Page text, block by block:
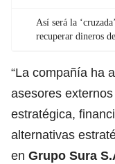
Así será la
recuperar dineros
“La compañía ha
asesores
estratégica,
alternativas
en Grupo Sura